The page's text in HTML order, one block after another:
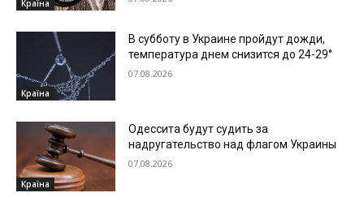
Країна
Країна
В субботу в Украине пройдут дожди,
температура днем снизится до 24-29°
07.08.2026
Країна
Одессита будут судить за
надругательство над флагом Украины
07.08.2026